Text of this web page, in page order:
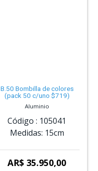
B.50 Bombilla de colores
(pack 50 c/uno $719)
Aluminio
Código : 105041
Medidas: 15cm
AR$ 35.950,00